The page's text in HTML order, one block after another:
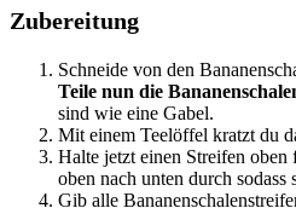
Zubereitung
Schneide von den
Teile nun die
sind wie eine Gabel.
Mit einem Teelöffel kratzt du
Halte jetzt einen Streifen oben
oben nach unten durch
Gib alle